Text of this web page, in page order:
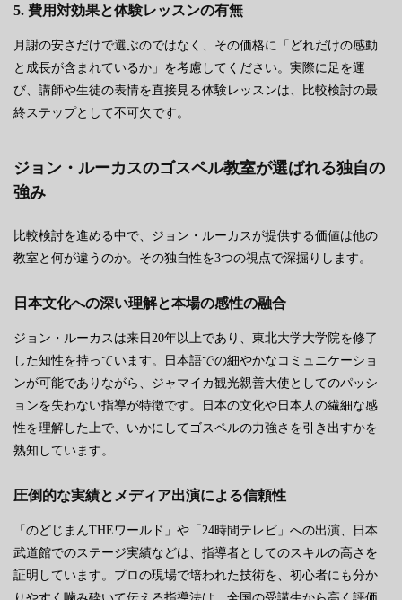
5. 費用対効果と体験レッスンの有無
月謝の安さだけで選ぶのではなく、その価格に「どれだけの感動
と成長が含まれているか」を考慮してください。実際に足を運
び、講師や生徒の表情を直接見る体験レッスンは、比較検討の最
終ステップとして不可欠です。
ジョン・ルーカスのゴスペル教室が選ばれる独自の
強み
比較検討を進める中で、ジョン・ルーカスが提供する価値は他の
教室と何が違うのか。その独自性を3つの視点で深掘りします。
日本文化への深い理解と本場の感性の融合
ジョン・ルーカスは来日20年以上であり、東北大学大学院を修了
した知性を持っています。日本語での細やかなコミュニケーショ
ンが可能でありながら、ジャマイカ観光親善大使としてのパッシ
ョンを失わない指導が特徴です。日本の文化や日本人の繊細な感
性を理解した上で、いかにしてゴスペルの力強さを引き出すかを
熟知しています。
圧倒的な実績とメディア出演による信頼性
「のどじまんTHEワールド」や「24時間テレビ」への出演、日本
武道館でのステージ実績などは、指導者としてのスキルの高さを
証明しています。プロの現場で培われた技術を、初心者にも分か